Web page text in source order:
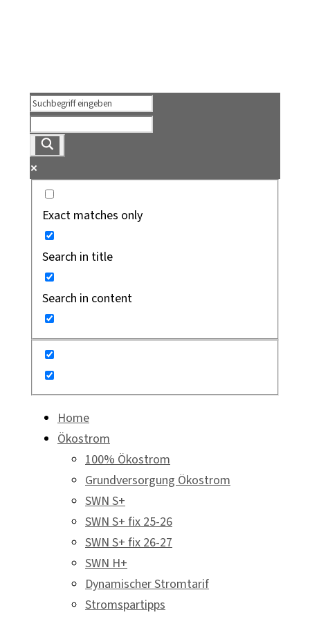
Exact matches only
Search in title
Search in content
Home
Ökostrom
100% Ökostrom
Grundversorgung Ökostrom
SWN S+
SWN S+ fix 25-26
SWN S+ fix 26-27
SWN H+
Dynamischer Stromtarif
Stromspartipps